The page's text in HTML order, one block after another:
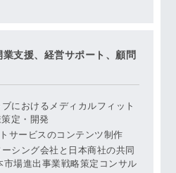
支援、経営サポート、顧問
におけるメディカルフィット
定・開発
サービスのコンテンツ制作
シング会社と日本商社の共同
場進出事業戦略策定コンサル